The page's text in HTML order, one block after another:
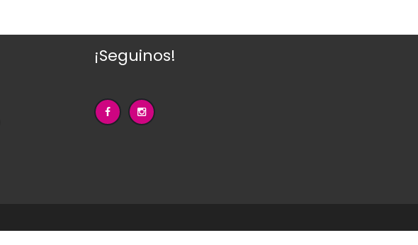
¡Seguinos!